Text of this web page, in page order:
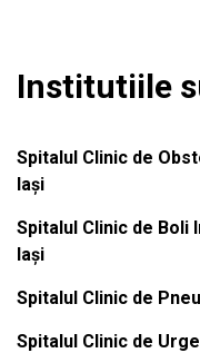
Institutiile
Spitalul Clinic de
Iași
Spitalul Clinic de
Iași
Spitalul Clinic de
Spitalul Clinic de